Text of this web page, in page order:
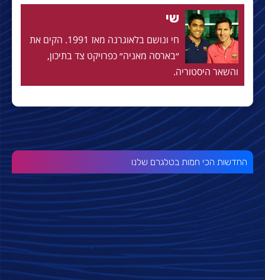
שי
חי ונושם בלאוגרנה מאז 1991. הקים את
״בארסה מאניה״ כפרויקט צד בתיכון,
והשאר היסטוריה.
החדשות הכי חמות בטלגרם שלנו